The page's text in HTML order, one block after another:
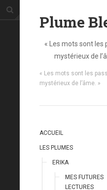
Plume
« Les mots sont les
mystérieux de
« Les mots sont les
mystérieux de l’âme. »
ACCUEIL
LES PLUMES
ERIKA
MES FUTURES
LECTURES